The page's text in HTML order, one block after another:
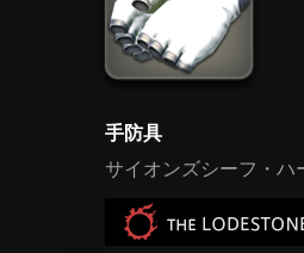
手防具
サイオンズシーフ・ハ